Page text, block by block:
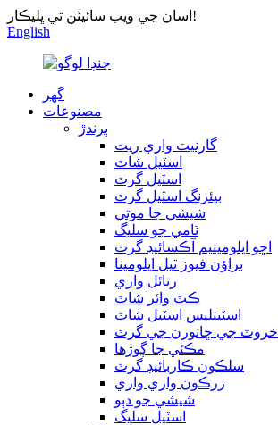
اسان جي ويب سائيٽن تي ڀليڪار!
English
گھر
مصنوعات
ٻرندڙ
گارنيٽ واري ريت
اسٽيل شاٽ
اسٽيل گرٽ
بيئرنگ اسٽيل گرٽ
شيشي جا موتي
ٽامي جو سليگ
اڇو ايلومينيم آڪسائيڊ گرٽ
براؤن فيوز ٿيل ايلومينا
رتائل واري
ڪٽ وائر شاٽ
اسٽينلیس اسٽيل شاٽ
اخروٽ جي ڇانورن جي گرٽ
مڪئي جا ڳوڙها
سلڪون ڪاربائيڊ گرٽ
زرڪون واري واري
شيشي جو دٻو
اسٽيل سليگ